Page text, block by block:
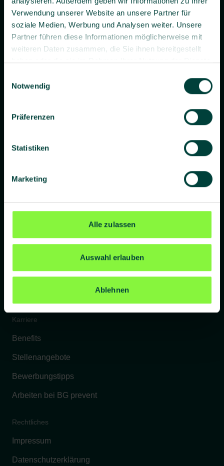
Verwendung unserer Website an unsere Partner für
soziale Medien, Werbung und Analysen weiter. Unsere
Partner führen diese Informationen möglicherweise mit
weiteren Daten zusammen, die Sie ihnen bereitgestellt
haben oder die sie im Rahmen Ihrer Nutzung der Dienste
Notwendig
Präferenzen
Statistiken
Marketing
Alle zulassen
Auswahl erlauben
Ablehnen
Blog
Lieferanten
Kontakt
Karriere
Benefits
Stellenangebote
Bewerbungstipps
Arbeiten bei BG prevent
Rechtliches
Impressum
Datenschutzerklärung